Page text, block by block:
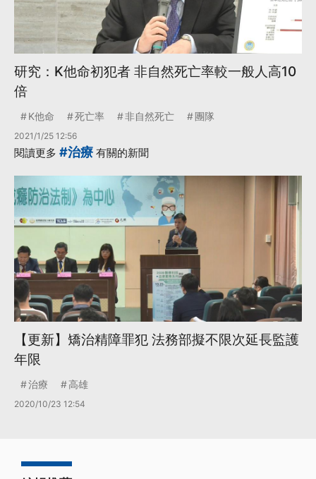
研究：K他命初犯者 非自然死亡率較一般人高10
倍
K他命 死亡率 非自然死亡 團隊
2021/1/25 12:56
閱讀更多 #治療 有關的新聞
【更新】矯治精障罪犯 法務部擬不限次延長監護
年限
治療 高雄
2020/10/23 12:54